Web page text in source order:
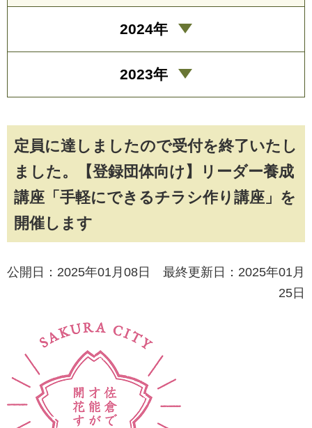
定員に達しましたので受付を終了いたし
ました。【登録団体向け】リーダー養成
講座「手軽にできるチラシ作り講座」を
開催します
公開日：2025年01月08日 最終更新日：2025年01月
25日
2024年
2023年